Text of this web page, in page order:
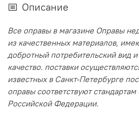
Описание
Все оправы в магазине Оправы
из качественных материалов,
добротный потребительский вид
качество. поставки
известных в Санкт-Петербурге
оправы соответствуют
Российской Федерации.